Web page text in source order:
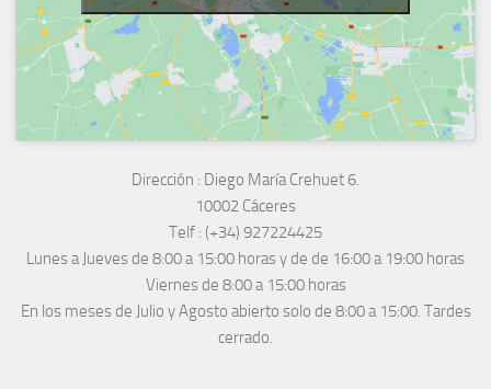
Dirección : Diego María Crehuet 6.
10002 Cáceres
Telf : (+34) 927224425
Lunes a Jueves de 8:00 a 15:00 horas y de de 16:00 a 19:00 horas
Viernes de 8:00 a 15:00 horas
En los meses de Julio y Agosto abierto solo de 8:00 a 15:00. Tardes
cerrado.